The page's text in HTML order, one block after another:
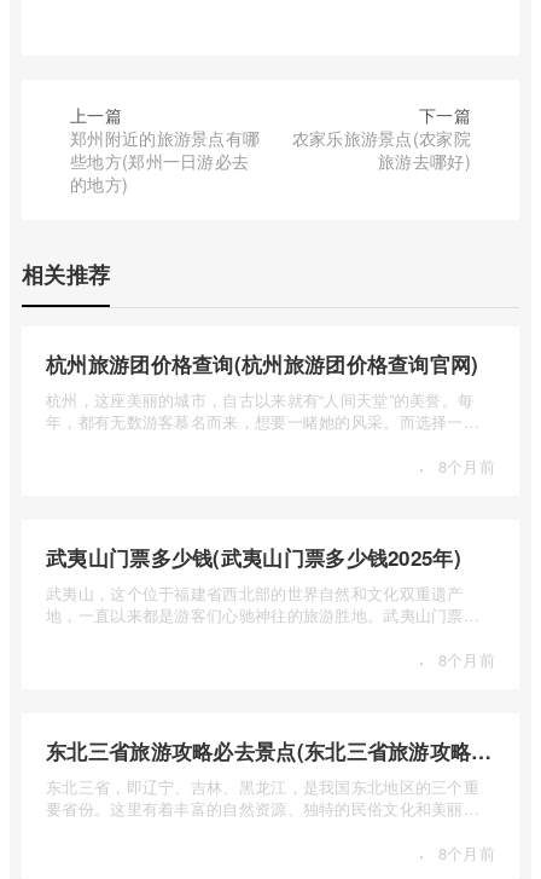
上一篇
郑州附近的旅游景点有哪
些地方(郑州一日游必去
的地方)
下一篇
农家乐旅游景点(农家院
旅游去哪好)
相关推荐
杭州旅游团价格查询(杭州旅游团价格查询官网)
杭州，这座美丽的城市，自古以来就有“人间天堂”的美誉。每
年，都有无数游客慕名而来，想要一睹她的风采。而选择一个
· 8个月前
武夷山门票多少钱(武夷山门票多少钱2025年)
武夷山，这个位于福建省西北部的世界自然和文化双重遗产
地，一直以来都是游客们心驰神往的旅游胜地。武夷山门票多
· 8个月前
东北三省旅游攻略必去景点(东北三省旅游攻略必去景点视频介绍)
东北三省，即辽宁、吉林、黑龙江，是我国东北地区的三个重
要省份。这里有着丰富的自然资源、独特的民俗文化和美丽的
· 8个月前